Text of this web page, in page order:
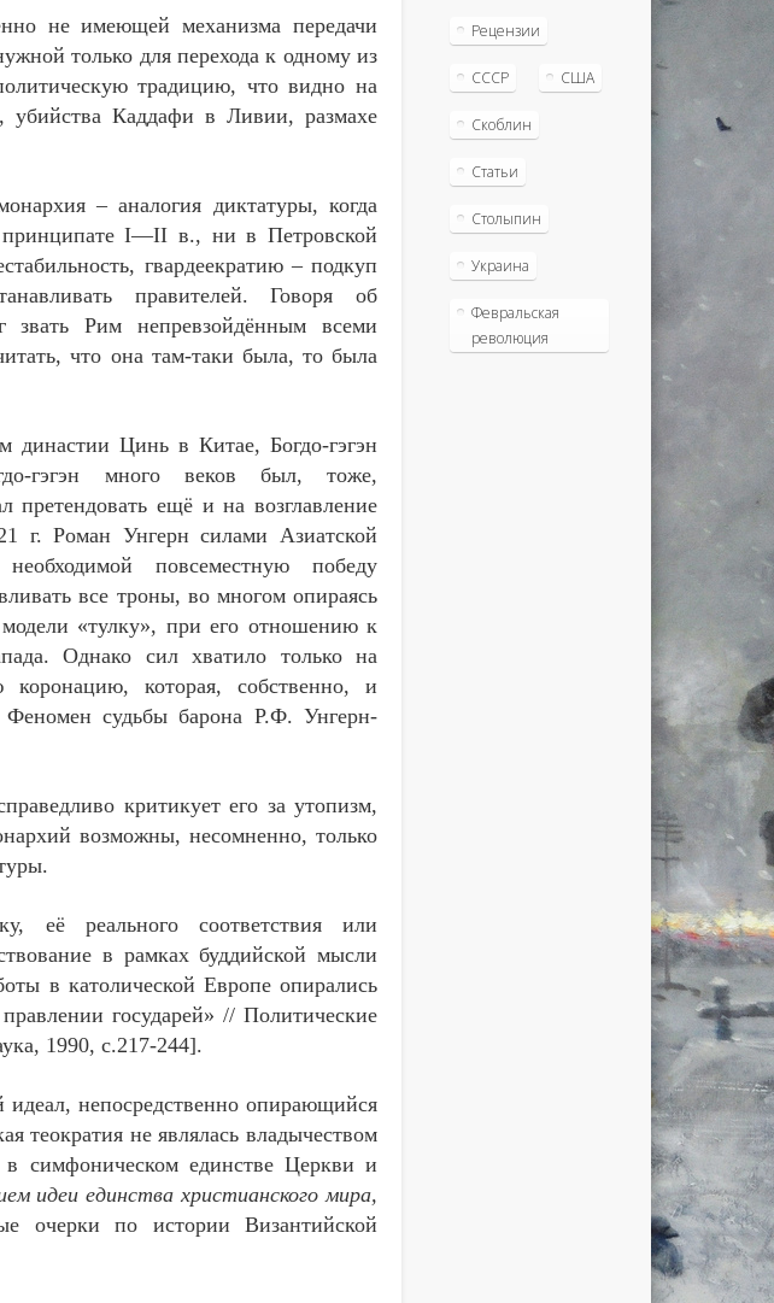
не имеющей механизма передачи
только для перехода к одному из
традицию, что видно на
Каддафи в Ливии, размахе
– аналогия диктатуры, когда
I—II в., ни в Петровской
гвардеекратию – подкуп
правителей. Говоря об
звать Рим непревзойдённым всеми
что она там-таки была, то была
династии Цинь в Китае, Богдо-гэгэн
гэгэн много веков был, тоже,
ещё и на возглавление
г. Роман Унгерн силами Азиатской
повсеместную победу
все троны, во многом опираясь
«тулку», при его отношению к
Однако сил хватило только на
которая, собственно, и
судьбы барона Р.Ф. Унгерн-
критикует его за утопизм,
возможны, несомненно, только
её реального соответствия или
в рамках буддийской мысли
в католической Европе опирались
государей» // Политические
1990, с.217-244].
непосредственно опирающийся
теократия не являлась владычеством
в симфоническом единстве Церкви и
идеи единства христианского мира,
очерки по истории Византийской
Рецензии
СССР США
Скоблин
Статьи
Столыпин
Украина
Февральская
революция